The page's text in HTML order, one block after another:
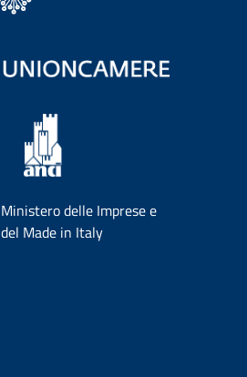
Ministero delle Imprese e
del Made in Italy